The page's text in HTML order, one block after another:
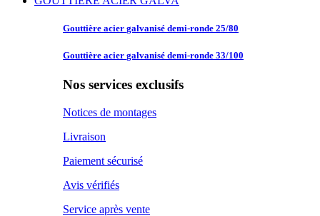
Gouttière acier galvanisé demi-ronde 25/80
Gouttière acier galvanisé demi-ronde 33/100
Nos services exclusifs
Notices de montages
Livraison
Paiement sécurisé
Avis vérifiés
Service après vente